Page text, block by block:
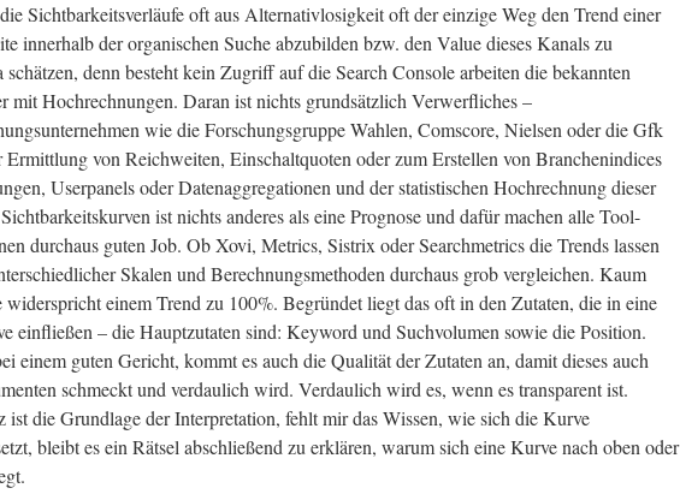
Sichtbarkeitsverläufe oft aus Alternativlosigkeit oft der einzige Weg den Trend einer
innerhalb der organischen Suche abzubilden bzw. den Value dieses Kanals zu
schätzen, denn besteht kein Zugriff auf die Search Console arbeiten die bekannten
mit Hochrechnungen. Daran ist nichts grundsätzlich Verwerfliches –
wie die Forschungsgruppe Wahlen, Comscore, Nielsen oder die Gfk
Ermittlung von Reichweiten, Einschaltquoten oder zum Erstellen von Branchenindices
Userpanels oder Datenaggregationen und der statistischen Hochrechnung dieser
ist nichts anderes als eine Prognose und dafür machen alle Tool-
durchaus guten Job. Ob Xovi, Metrics, Sistrix oder Searchmetrics die Trends lassen
Skalen und Berechnungsmethoden durchaus grob vergleichen. Kaum
widerspricht einem Trend zu 100%. Begründet liegt das oft in den Zutaten, die in eine
einfließen – die Hauptzutaten sind: Keyword und Suchvolumen sowie die Position.
einem guten Gericht, kommt es auch die Qualität der Zutaten an, damit dieses auch
schmeckt und verdaulich wird. Verdaulich wird es, wenn es transparent ist.
ist die Grundlage der Interpretation, fehlt mir das Wissen, wie sich die Kurve
bleibt es ein Rätsel abschließend zu erklären, warum sich eine Kurve nach oben oder